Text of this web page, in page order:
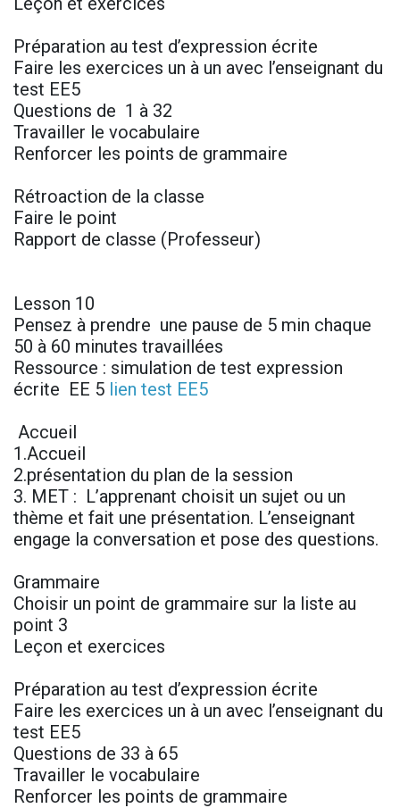
Préparation au test d’expression écrite
Faire les exercices un à un avec l’enseignant du
test EE5
Questions de 1 à 32
Travailler le vocabulaire
Renforcer les points de grammaire
Rétroaction de la classe
Faire le point
Rapport de classe (Professeur)
Lesson 10
Pensez à prendre une pause de 5 min chaque
50 à 60 minutes travaillées
Ressource : simulation de test expression
écrite EE 5 lien test EE5
Accueil
1.Accueil
2.présentation du plan de la session
3. MET : L’apprenant choisit un sujet ou un
thème et fait une présentation. L’enseignant
engage la conversation et pose des questions.
Grammaire
Choisir un point de grammaire sur la liste au
point 3
Leçon et exercices
Préparation au test d’expression écrite
Faire les exercices un à un avec l’enseignant du
test EE5
Questions de 33 à 65
Travailler le vocabulaire
Renforcer les points de grammaire